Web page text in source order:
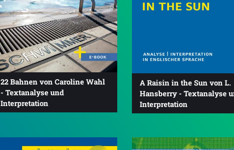
22 Bahnen von Caroline Wahl
- Textanalyse und
Interpretation
A Raisin in the Sun von L.
Hansberry - Textanalyse
Interpretation